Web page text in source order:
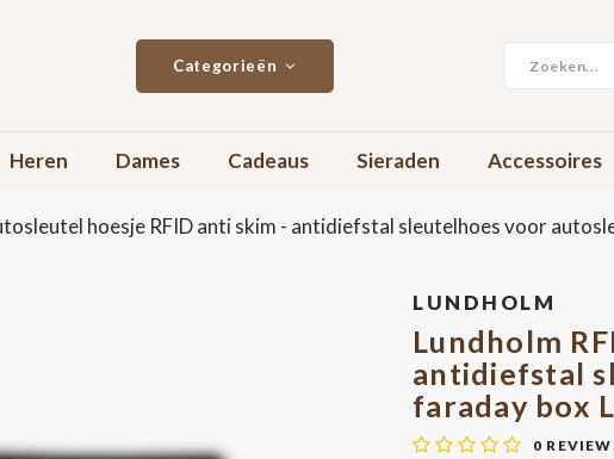
Categorieën
Heren Dames Cadeaus Sieraden Accessoires
hoesje RFID anti skim - antidiefstal sleutelhoes voor
LUNDHOLM
Lundholm
antidiefstal
faraday box
0